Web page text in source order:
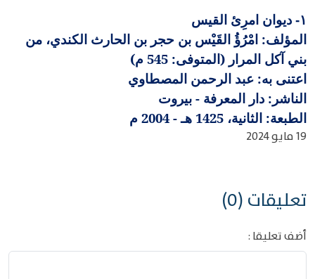
١-
ديوان امرِئ القيس
المؤلف: امْرُؤُ القَيْس بن حجر بن الحارث الكندي، من
بني آكل المرار (المتوفى: 545 م)
اعتنى به: عبد الرحمن المصطاوي
الناشر: دار المعرفة - بيروت
الطبعة: الثانية، 1425 هـ - 2004 م
19 مايو 2024
تعليقات (0)
أضف تعليقا :